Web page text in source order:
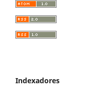
Indexadores